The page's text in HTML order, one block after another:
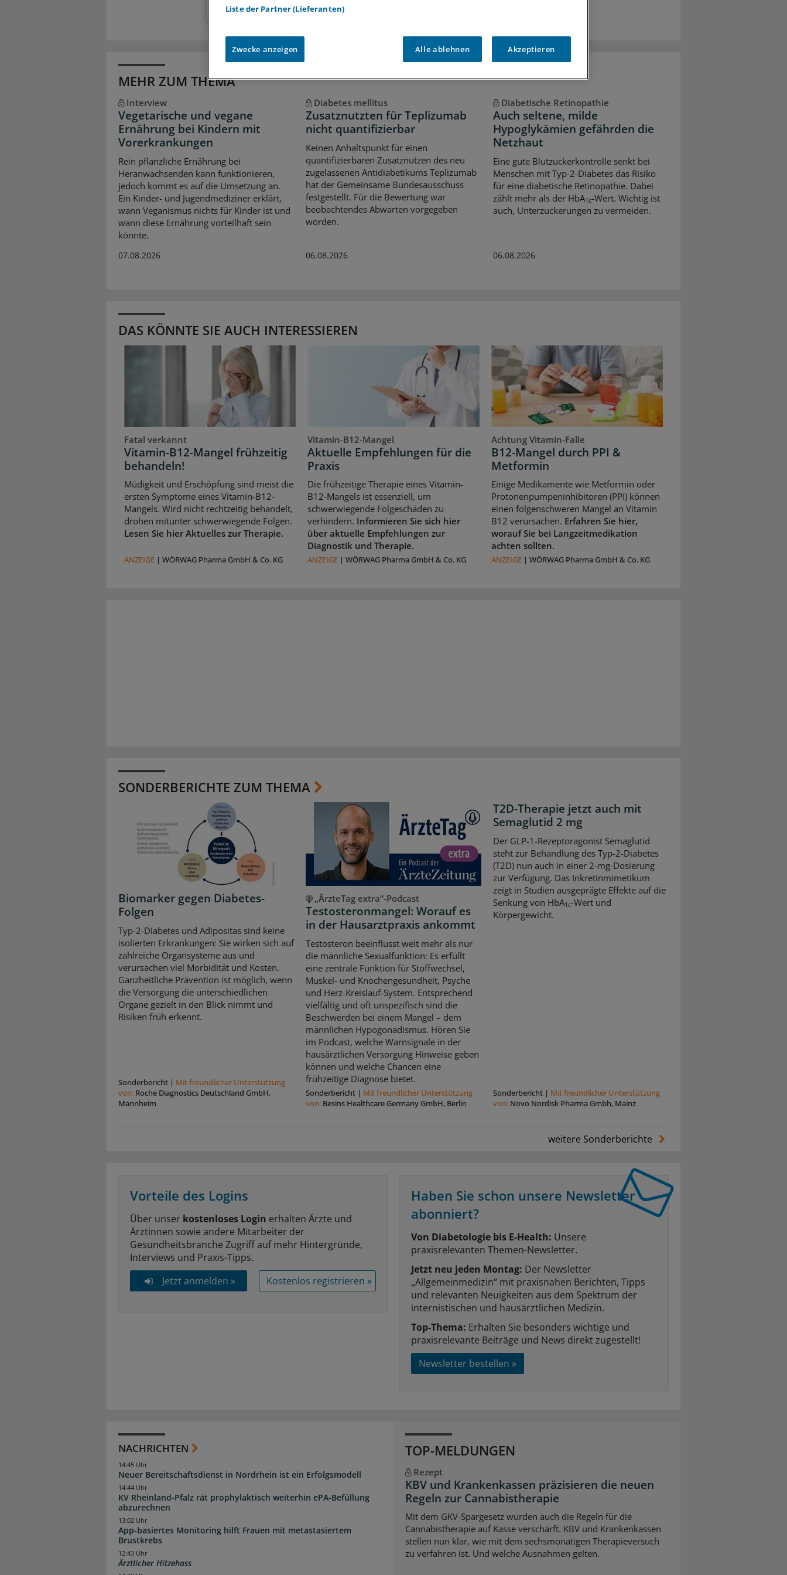
MEHR ZUM THEMA
Interview
Vegetarische und vegane
Ernährung bei Kindern mit
Vorerkrankungen
Rein pflanzliche Ernährung bei
Heranwachsenden kann funktionieren,
jedoch kommt es auf die Umsetzung an.
Ein Kinder- und Jugendmediziner erklärt,
wann Veganismus nichts für Kinder ist und
wann diese Ernährung vorteilhaft sein
könnte.
07.08.2026
Diabetes mellitus
Zusatznutzten für Teplizumab
nicht quantifizierbar
Keinen Anhaltspunkt für einen
quantifizierbaren Zusatznutzen des neu
zugelassenen Antidiabetikums Teplizumab
hat der Gemeinsame Bundesausschuss
festgestellt. Für die Bewertung war
beobachtendes Abwarten vorgegeben
worden.
06.08.2026
Diabetische Retinopathie
Auch seltene, milde
Hypoglykämien gefährden die
Netzhaut
Eine gute Blutzuckerkontrolle senkt bei
Menschen mit Typ-2-Diabetes das Risiko
für eine diabetische Retinopathie. Dabei
zählt mehr als der HbA1c-Wert. Wichtig ist
auch, Unterzuckerungen zu vermeiden.
06.08.2026
DAS KÖNNTE SIE AUCH INTERESSIEREN
Fatal verkannt
Vitamin-B12-Mangel frühzeitig
behandeln!
Müdigkeit und Erschöpfung sind meist die
ersten Symptome eines Vitamin-B12-
Mangels. Wird nicht rechtzeitig behandelt,
drohen mitunter schwerwiegende Folgen.
Lesen Sie hier Aktuelles zur Therapie.
ANZEIGE | WÖRWAG Pharma GmbH & Co. KG
Vitamin-B12-Mangel
Aktuelle Empfehlungen für die
Praxis
Die frühzeitige Therapie eines Vitamin-
B12-Mangels ist essenziell, um
schwerwiegende Folgeschäden zu
verhindern. Informieren Sie sich hier
über aktuelle Empfehlungen zur
Diagnostik und Therapie.
ANZEIGE |WÖRWAG Pharma GmbH & Co. KG
Achtung Vitamin-Falle
B12-Mangel durch PPI &
Metformin
Einige Medikamente wie Metformin oder
Protonenpumpeninhibitoren (PPI) können
einen folgenschweren Mangel an Vitamin
B12 verursachen. Erfahren Sie hier,
worauf Sie bei Langzeitmedikation
achten sollten.
ANZEIGE| WÖRWAG Pharma GmbH & Co. KG
SONDERBERICHTE ZUM THEMA
Biomarker gegen Diabetes-
Folgen
Typ-2-Diabetes und Adipositas sind keine
isolierten Erkrankungen: Sie wirken sich auf
zahlreiche Organsysteme aus und
verursachen viel Morbidität und Kosten.
Ganzheitliche Prävention ist möglich, wenn
die Versorgung die unterschiedlichen
Organe gezielt in den Blick nimmt und
Risiken früh erkennt.
Sonderbericht | Mit freundlicher Unterstützung
von: Roche Diagnostics Deutschland GmbH,
Mannheim
„ÄrzteTag extra“-Podcast
Testosteronmangel: Worauf es
in der Hausarztpraxis ankommt
Testosteron beeinflusst weit mehr als nur
die männliche Sexualfunktion: Es erfüllt
eine zentrale Funktion für Stoffwechsel,
Muskel- und Knochengesundheit, Psyche
und Herz-Kreislauf-System. Entsprechend
vielfältig und oft unspezifisch sind die
Beschwerden bei einem Mangel – dem
männlichen Hypogonadismus. Hören Sie
im Podcast, welche Warnsignale in der
hausärztlichen Versorgung Hinweise geben
können und welche Chancen eine
frühzeitige Diagnose bietet.
Sonderbericht| Mit freundlicher Unterstützung
von: Besins Healthcare Germany GmbH, Berlin
T2D-Therapie jetzt auch mit
Semaglutid 2 mg
Der GLP-1-Rezeptoragonist Semaglutid
steht zur Behandlung des Typ-2-Diabetes
(T2D) nun auch in einer 2-mg-Dosierung
zur Verfügung. Das Inkretinmimetikum
zeigt in Studien ausgeprägte Effekte auf die
Senkung von HbA1c-Wert und
Körpergewicht.
Sonderbericht| Mit freundlicher Unterstützung
von: Novo Nordisk Pharma Gmbh, Mainz
weitere Sonderberichte
Vorteile des Logins
Über unser kostenloses Login erhalten Ärzte und
Ärztinnen sowie andere Mitarbeiter der
Gesundheitsbranche Zugriff auf mehr Hintergründe,
Interviews und Praxis-Tipps.
Jetzt anmelden »
Kostenlos registrieren »
Haben Sie schon unsere Newsletter
abonniert?
Von Diabetologie bis E-Health: Unsere
praxisrelevanten Themen-Newsletter.
Jetzt neu jeden Montag: Der Newsletter
„Allgemeinmedizin“ mit praxisnahen Berichten, Tipps
und relevanten Neuigkeiten aus dem Spektrum der
internistischen und hausärztlichen Medizin.
Top-Thema: Erhalten Sie besonders wichtige und
praxisrelevante Beiträge und News direkt zugestellt!
Newsletter bestellen »
NACHRICHTEN
Neuer Bereitschaftsdienst in Nordrhein ist ein Erfolgsmodell
14:45 Uhr
KV Rheinland-Pfalz rät prophylaktisch weiterhin ePA-Befüllung
abzurechnen
14:44 Uhr
App-basiertes Monitoring hilft Frauen mit metastasiertem
Brustkrebs
13:02 Uhr
Ärztlicher Hitzehass
12:43 Uhr
TOP-MELDUNGEN
Rezept
KBV und Krankenkassen präzisieren die neuen
Regeln zur Cannabistherapie
Mit dem GKV-Spargesetz wurden auch die Regeln für die
Cannabistherapie auf Kasse verschärft. KBV und Krankenkassen
stellen nun klar, wie mit dem sechsmonatigen Therapieversuch
zu verfahren ist. Und welche Ausnahmen gelten.
Liste der Partner (Lieferanten)
Zwecke anzeigen Alle ablehnen Akzeptieren